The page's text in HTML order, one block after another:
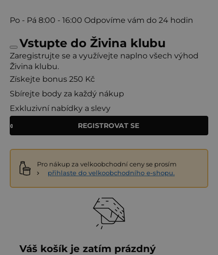
Po - Pá 8:00 - 16:00 Odpovíme vám do 24 hodin
Vstupte do Živina klubu
Zaregistrujte se a využívejte naplno všech výhod
Živina klubu.
Získejte bonus 250 Kč
Sbírejte body za každý nákup
Exkluzivní nabídky a slevy
REGISTROVAT SE
Pro nákup za velkoobchodní ceny se prosím
přihlaste do velkoobchodního e-shopu.
Váš košík je zatím prázdný